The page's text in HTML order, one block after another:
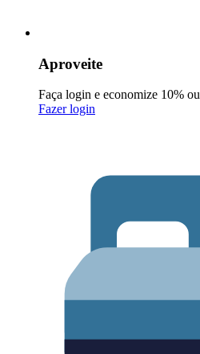
Aproveite
Faça login e economize 10%
Fazer login